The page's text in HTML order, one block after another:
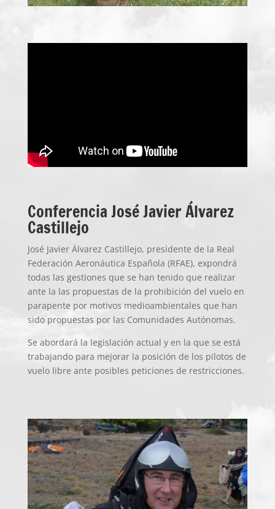
Conferencia José Javier Álvarez
Castillejo
José Javier Álvarez Castillejo, presidente de la Real
Federación Aeronáutica Española (RFAE), expondrá
todas las gestiones que se han tenido que realizar
ante la las propuestas de la prohibición del vuelo en
parapente por motivos medioambientales que han
sido propuestas por las Comunidades Autónomas.
Se abordará la legislación actual y en la que se está
trabajando para mejorar la posición de los pilotos de
vuelo libre ante posibles peticiones de restricciones.